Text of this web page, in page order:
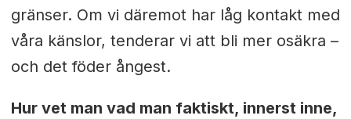
gränser. Om vi däremot har låg kontakt med
våra känslor, tenderar vi att bli mer osäkra –
och det föder ångest.
Hur vet man vad man faktiskt, innerst inne,